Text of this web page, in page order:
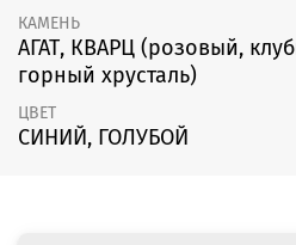
КАМЕНЬ
АГАТ, КВАРЦ (розовый,
горный хрусталь)
ЦВЕТ
СИНИЙ, ГОЛУБОЙ